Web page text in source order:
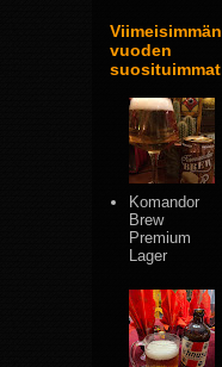
Viimeisimmän
vuoden
suosituimmat
Komandor
Brew
Premium
Lager